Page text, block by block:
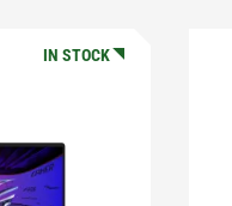
IN STOCK